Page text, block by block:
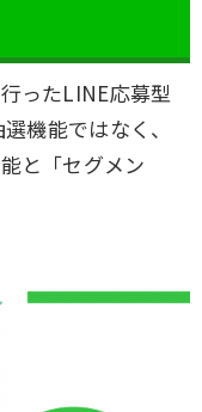
ったLINE応募型
機能ではなく、
と「セグメン